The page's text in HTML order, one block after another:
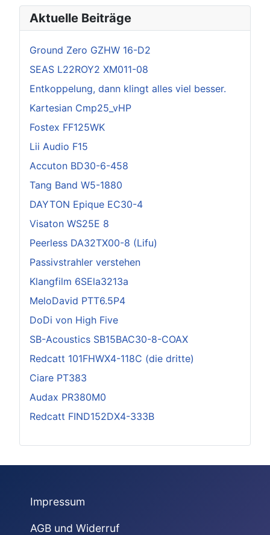
Aktuelle Beiträge
Ground Zero GZHW 16-D2
SEAS L22ROY2 XM011-08
Entkoppelung, dann klingt alles viel besser.
Kartesian Cmp25_vHP
Fostex FF125WK
Lii Audio F15
Accuton BD30-6-458
Tang Band W5-1880
DAYTON Epique EC30-4
Visaton WS25E 8
Peerless DA32TX00-8 (Lifu)
Passivstrahler verstehen
Klangfilm 6SEla3213a
MeloDavid PTT6.5P4
DoDi von High Five
SB-Acoustics SB15BAC30-8-COAX
Redcatt 101FHWX4-118C (die dritte)
Ciare PT383
Audax PR380M0
Redcatt FIND152DX4-333B
Impressum
AGB und Widerruf